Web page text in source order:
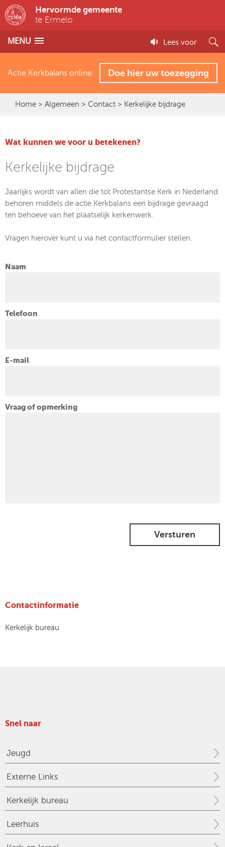
Hervormde gemeente
te Ermelo
Lees voor
MENU
Actie Kerkbalans online Doe hier uw toezegging
Home > Algemeen > Contact > Kerkelijke bijdrage
Wat kunnen we voor u betekenen?
Kerkelijke bijdrage
Jaarlijks wordt van allen die tot Protestantse Kerk in Nederland
behoren middels de actie Kerkbalans een bijdrage gevraagd
ten behoeve van het plaatselijk kerkenwerk.
Vragen hierover kunt u via het contactformulier stellen.
Naam
Telefoon
E-mail
Vraag of opmerking
Versturen
Contactinformatie
Kerkelijk bureau
Snel naar
Jeugd
Externe Links
Kerkelijk bureau
Leerhuis